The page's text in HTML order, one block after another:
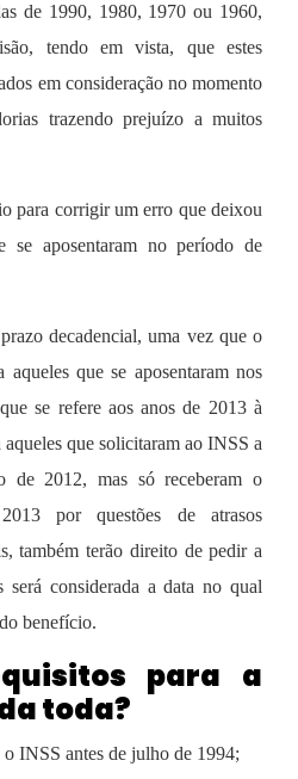
de 1990, 1980, 1970 ou 1960,
tendo em vista, que estes
em consideração no momento
trazendo prejuízo a muitos
para corrigir um erro que deixou
se aposentaram no período de
decadencial, uma vez que o
que se aposentaram nos
se refere aos anos de 2013 à
que solicitaram ao INSS a
de 2012, mas só receberam o
por questões de atrasos
também terão direito de pedir a
considerada a data no qual
benefício.
para a
toda?
INSS antes de julho de 1994;